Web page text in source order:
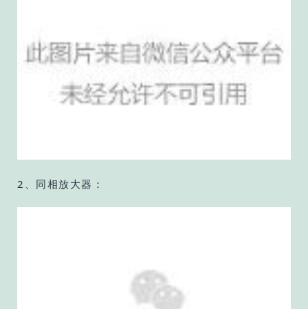
2、同相放大器：